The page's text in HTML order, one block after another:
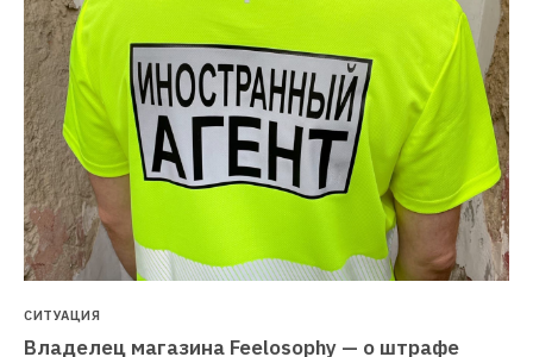
СИТУАЦИЯ
Владелец магазина Feelosophy — о штрафе